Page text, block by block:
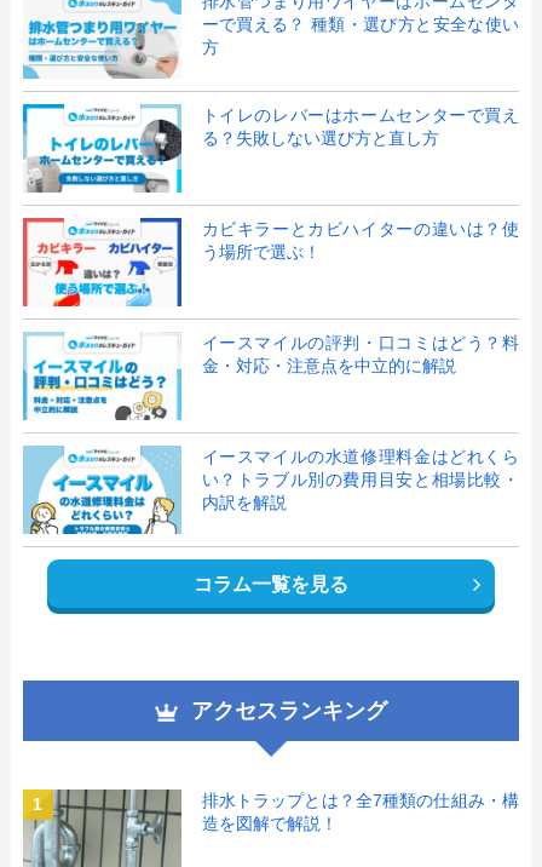
ーで買える？ 種類・選び方と安全な使い
方
トイレのレバーはホームセンターで買え
る？失敗しない選び方と直し方
カビキラーとカビハイターの違いは？使
う場所で選ぶ！
イースマイルの評判・口コミはどう？料
金・対応・注意点を中立的に解説
イースマイルの水道修理料金はどれくら
い？トラブル別の費用目安と相場比較・
内訳を解説
コラム一覧を見る
アクセスランキング
1
排水トラップとは？全7種類の仕組み・構
造を図解で解説！